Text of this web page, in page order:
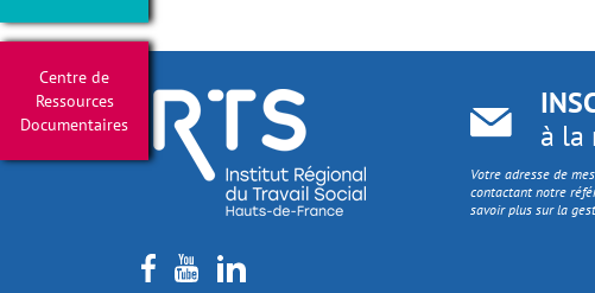
Centre de
Ressources
Documentaires
à la
Votre adresse de
contactant notre
savoir plus sur la